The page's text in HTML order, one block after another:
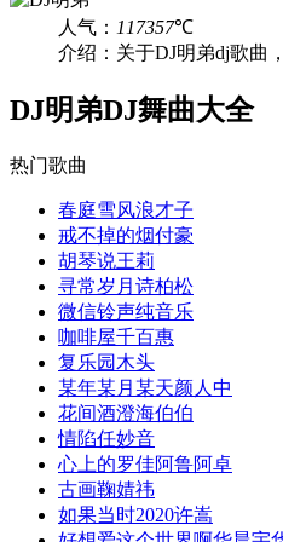
人气： 117357℃
介绍：关于DJ明弟dj歌曲
DJ明弟DJ舞曲大全
热门歌曲
春庭雪风浪才子
戒不掉的烟付豪
胡琴说王莉
寻常岁月诗柏松
微信铃声纯音乐
咖啡屋千百惠
复乐园木头
某年某月某天颜人中
花间酒澄海伯伯
情陷任妙音
心上的罗佳阿鲁阿卓
古画鞠婧祎
如果当时2020许嵩